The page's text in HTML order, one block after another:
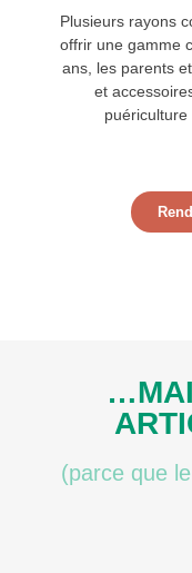
Plusieurs rayons
offrir une gamme
ans, les parents
et
(parce que